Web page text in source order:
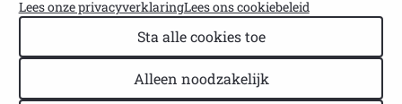
Lees onze privacyverklaringLees ons cookiebeleid
Sta alle cookies toe
Alleen noodzakelijk